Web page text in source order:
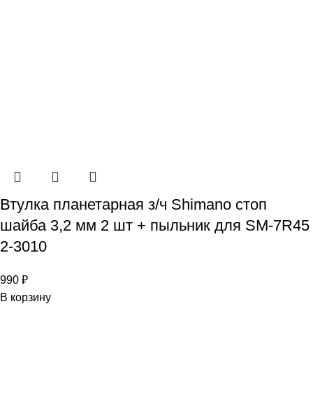
Втулка планетарная з/ч Shimano стоп
шайба 3,2 мм 2 шт + пыльник для SM-7R45
2-3010
990 ₽
В корзину